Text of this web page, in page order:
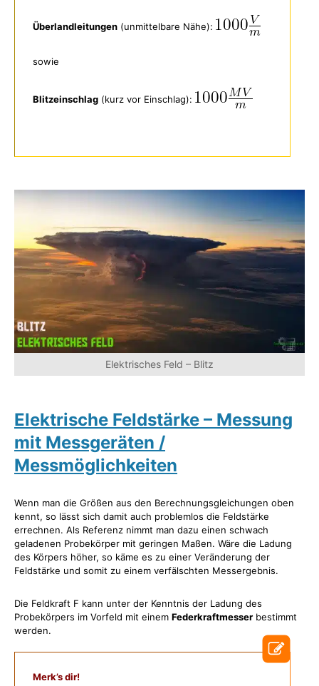
Überlandleitungen (unmittelbare Nähe):
sowie
Blitzeinschlag (kurz vor Einschlag):
Elektrisches Feld – Blitz
Elektrische Feldstärke – Messung
mit Messgeräten /
Messmöglichkeiten
Wenn man die Größen aus den Berechnungsgleichungen oben
kennt, so lässt sich damit auch problemlos die Feldstärke
errechnen. Als Referenz nimmt man dazu einen schwach
geladenen Probekörper mit geringen Maßen. Wäre die Ladung
des Körpers höher, so käme es zu einer Veränderung der
Feldstärke und somit zu einem verfälschten Messergebnis.
Die Feldkraft F kann unter der Kenntnis der Ladung des
Probekörpers im Vorfeld mit einem Federkraftmesser bestimmt
werden.
Merk’s dir!